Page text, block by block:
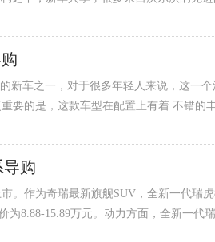
新车之一，对于很多年轻人来说，这一
要的是，这款车型在配置上有着 不错的
导购
。作为奇瑞最新旗舰SUV，全新一代瑞
8.88-15.89万元。动力方面，全新一代